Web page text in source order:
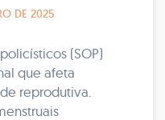
DE 2025
(SOP)
que afeta
reprodutiva.